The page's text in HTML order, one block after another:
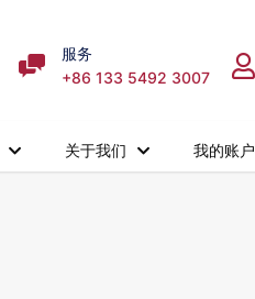
服务
+86 133 5492 3007
关于我们 我的账户